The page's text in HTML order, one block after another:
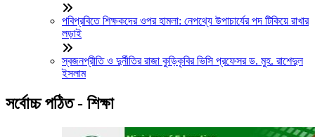
পবিপ্রবিতে শিক্ষকদের ওপর হামলা: নেপথ্যে উপাচার্যের পদ টিকিয়ে রাখার
লড়াই
স্বজনপ্রীতি ও দুর্নীতির রাজা কুড়িকৃবির ভিসি প্রফেসর ড. মুহ. রাশেদুল
ইসলাম
সর্বোচ্চ পঠিত - শিক্ষা